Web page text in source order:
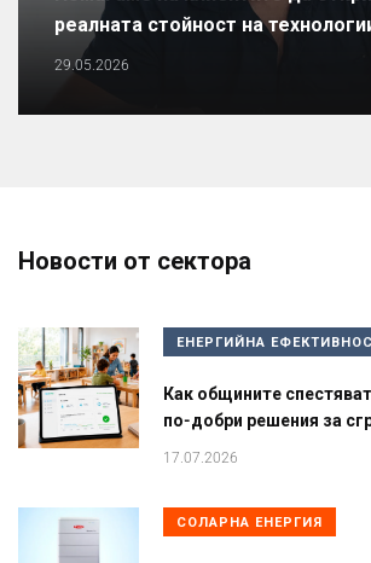
реалната стойност на
29.05.2026
Новости от сектора
ЕНЕРГИЙНА
Как общините
по-добри решения за
17.07.2026
СОЛАРНА ЕНЕРГИЯ